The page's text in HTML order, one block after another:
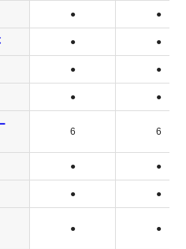
● ●
● ●
● ●
● ●
6 6
● ●
● ●
● ●